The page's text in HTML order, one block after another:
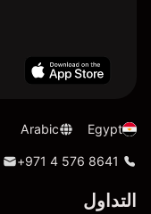
Egypt
Arabic
+971 4 576 8641
التداول